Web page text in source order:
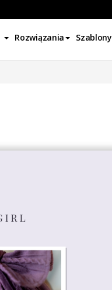
Rozwiązania Szablony